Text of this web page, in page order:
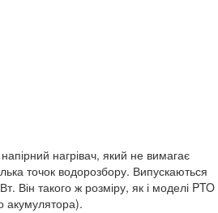
нагрівач, який не вимагає
точок водорозбору. Випускаються
Він такого ж розміру, як і моделі PTO
акумулятора).